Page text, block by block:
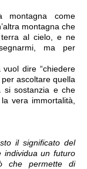
montagna come
montagna che
al cielo, e ne
ma per
dire “chiedere
ascoltare quella
si sostanzia e che
vera immortalità,
il significato del
individua un futuro
che permette di